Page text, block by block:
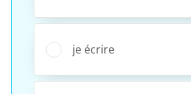
je écrire